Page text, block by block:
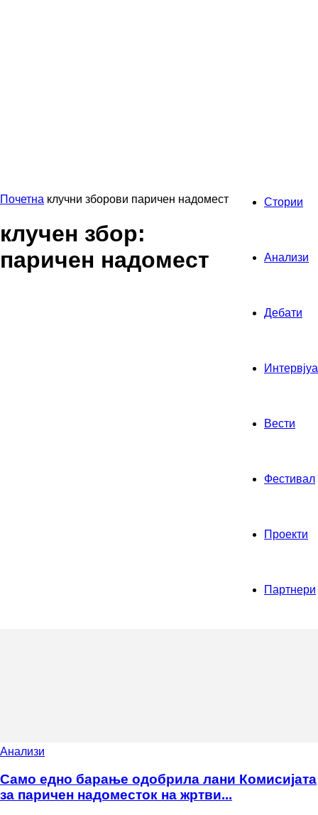
Стории
Анализи
Дебати
Интервјуа
Вести
Фестивал
Проекти
Партнери
Почетна клучни зборови паричен надомест
клучен збор:
паричен надомест
Анализи
Само едно барање одобрила лани Комисијата
за паричен надоместок на жртви...